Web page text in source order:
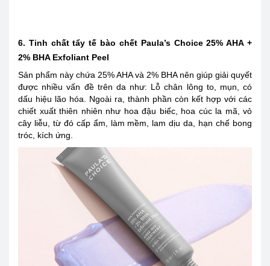
6. Tinh chất tẩy tế bào chết Paula’s Choice 25% AHA +
2% BHA Exfoliant Peel
Sản phẩm này chứa 25% AHA và 2% BHA nên giúp giải quyết
được nhiều vấn đề trên da như: Lỗ chân lông to, mụn, có
dấu hiệu lão hóa. Ngoài ra, thành phần còn kết hợp với các
chiết xuất thiên nhiên như hoa đậu biếc, hoa cúc la mã, vỏ
cây liễu, từ đó cấp ẩm, làm mềm, lam dịu da, hạn chế bong
tróc, kích ứng.